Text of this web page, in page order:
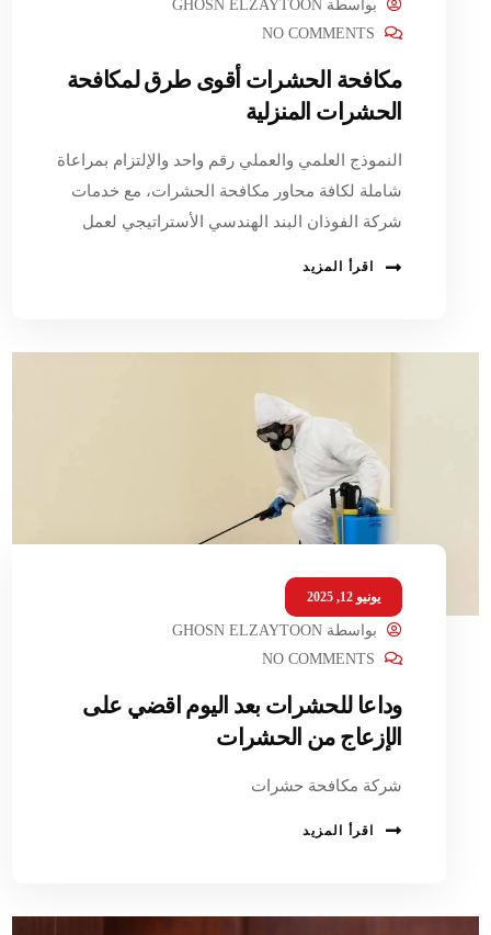
بواسطة GHOSN ELZAYTOON
NO COMMENTS
مكافحة الحشرات أقوى طرق لمكافحة
الحشرات المنزلية
النموذج العلمي والعملي رقم واحد والإلتزام بمراعاة
شاملة لكافة محاور مكافحة الحشرات، مع خدمات
شركة الفوذان البند الهندسي الأستراتيجي لعمل
اقرأ المزيد
يونيو 12, 2025
بواسطةGHOSN ELZAYTOON
NO COMMENTS
وداعا للحشرات بعد اليوم اقضي على
الإزعاج من الحشرات
شركة مكافحة حشرات
اقرأ المزيد